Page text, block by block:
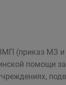
(приказ МЗ
помощи